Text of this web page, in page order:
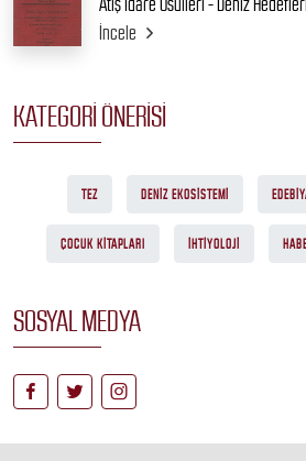
Atış İdare Usulleri - Deniz
İncele
KATEGORI ÖNERISI
TEZ DENIZ EKOSISTEMI
ÇOCUK KITAPLARI İHTIYOLOJI
SOSYAL MEDYA